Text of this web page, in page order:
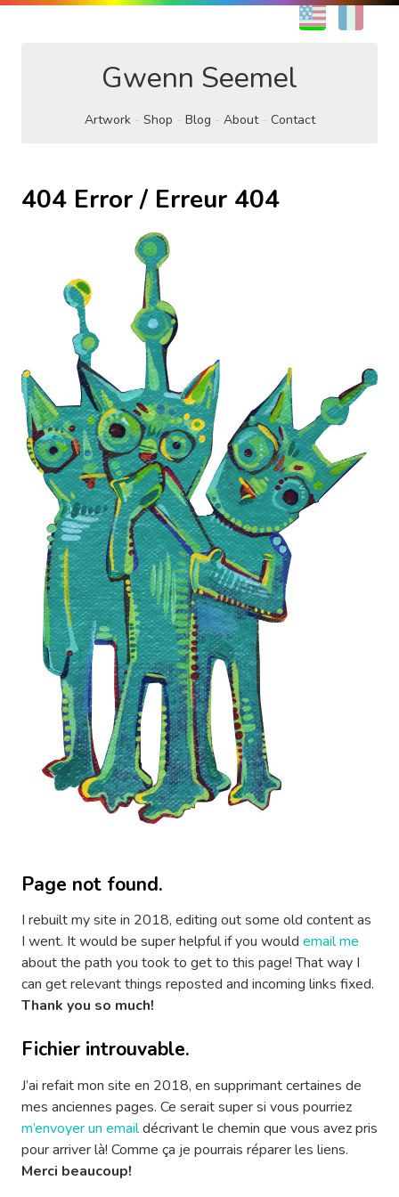
EN
Gwenn Seemel
Artwork Shop Blog About Contact
404 Error / Erreur 404
Page not found.
I rebuilt my site in 2018, editing out some old content as
I went. It would be super helpful if you would email me
about the path you took to get to this page! That way I
can get relevant things reposted and incoming links fixed.
Thank you so much!
Fichier introuvable.
J’ai refait mon site en 2018, en supprimant certaines de
mes anciennes pages. Ce serait super si vous pourriez
m’envoyer un emaildécrivant le chemin que vous avez pris
pour arriver là! Comme ça je pourrais réparer les liens.
Merci beaucoup!